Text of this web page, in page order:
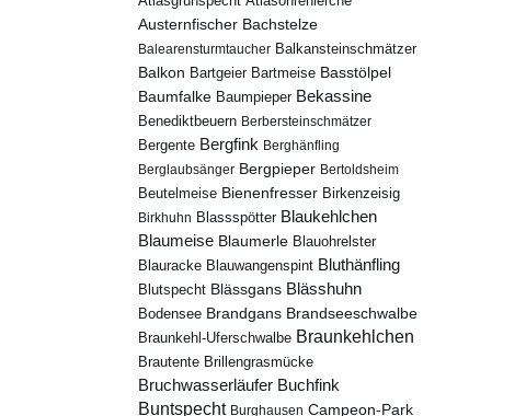
Austernfischer Bachstelze
Balearensturmtaucher Balkansteinschmätzer
Balkon Bartgeier Bartmeise Basstölpel
Baumfalke Baumpieper Bekassine
Benediktbeuern Berbersteinschmätzer
Bergente Bergfink Berghänfling
Berglaubsänger Bergpieper Bertoldsheim
Beutelmeise Bienenfresser Birkenzeisig
Birkhuhn Blassspötter Blaukehlchen
Blaumeise Blaumerle Blauohrelster
Blauracke Blauwangenspint Bluthänfling
Blutspecht Blässgans Blässhuhn
Bodensee Brandgans Brandseeschwalbe
Braunkehl-Uferschwalbe Braunkehlchen
Brautente Brillengrasmücke
Bruchwasserläufer Buchfink
Buntspecht Burghausen Campeon-Park